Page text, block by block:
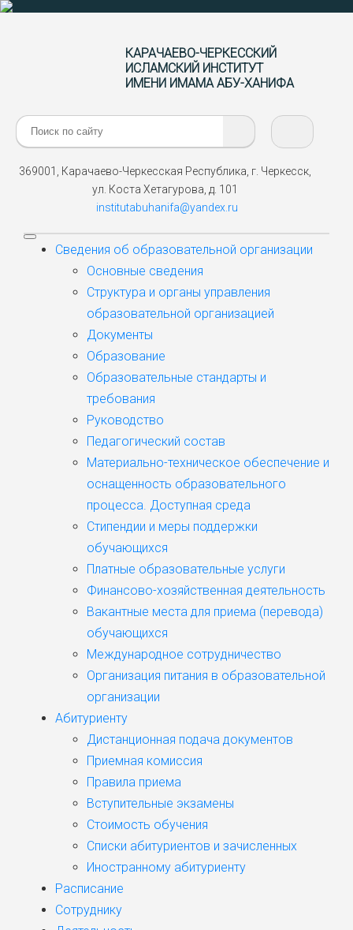
КАРАЧАЕВО-ЧЕРКЕССКИЙ
ИСЛАМСКИЙ ИНСТИТУТ
ИМЕНИ ИМАМА АБУ-ХАНИФА
Поиск:
369001, Карачаево-Черкесская Республика, г. Черкесск,
ул. Коста Хетагурова, д. 101
institutabuhanifa@yandex.ru
Сведения об образовательной организации
Основные сведения
Структура и органы управления
образовательной организацией
Документы
Образование
Образовательные стандарты и
требования
Руководство
Педагогический состав
Материально-техническое обеспечение и
оснащенность образовательного
процесса. Доступная среда
Стипендии и меры поддержки
обучающихся
Платные образовательные услуги
Финансово-хозяйственная деятельность
Вакантные места для приема (перевода)
обучающихся
Международное сотрудничество
Организация питания в образовательной
организации
Абитуриенту
Дистанционная подача документов
Приемная комиссия
Правила приема
Вступительные экзамены
Стоимость обучения
Списки абитуриентов и зачисленных
Иностранному абитуриенту
Расписание
Сотруднику